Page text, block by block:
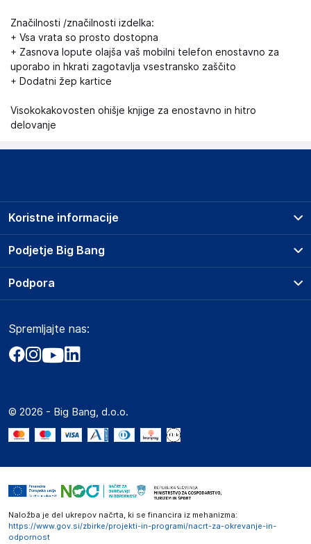
Značilnosti /značilnosti izdelka:
+ Vsa vrata so prosto dostopna
+ Zasnova lopute olajša vaš mobilni telefon enostavno za
uporabo in hkrati zagotavlja vsestransko zaščito
+ Dodatni žep kartice
Visokokakovosten ohišje knjige za enostavno in hitro
delovanje
Podjetje Big Bang
O podjetju
Obvestila za javnost
Akt o digitalnih storitvah
Marketplace za partnerje
Novosti
Koristne informacije
Prodajna mesta
Storitve
Dostava, vnos in odvoz
Zavarovanje izdelkov
Podpora
Marketplace
Kako oddati naročilo?
Spremljajte nas:
© 2026 - Big Bang, d.o.o.
Naložba je del ukrepov načrta, ki se financira iz mehanizma:
https://www.gov.si/zbirke/projekti-in-programi/nacrt-za-okrevanje-in-
odpornost